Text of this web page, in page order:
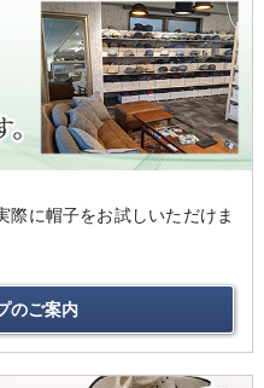
際に帽子をお試しいただけま
のご案内